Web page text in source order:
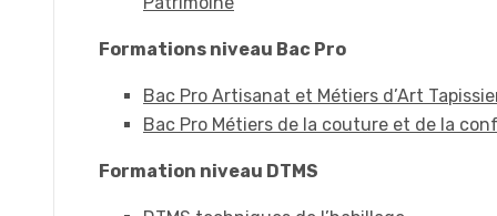
Formations niveau Bac Pro
Bac Pro Artisanat et Métiers d’Art
Bac Pro Métiers de la couture et de la
Formation niveau DTMS